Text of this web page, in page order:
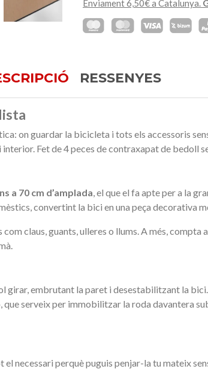
Enviament 6,50€ a Catalunya.
RESSENYES
on guardar la bicicleta i tots els accessoris
Fet de 4 peces de contraxapat de bedoll
a 70 cm d’amplada , el que el fa apte per a la
convertint la bici en una peça decorativa
claus, guants, ulleres o llums. A més, compta
girar, embrutant la paret i desestabilitzant la
que serveix per immobilitzar la roda davantera
necessari perquè puguis penjar-la tu mateix